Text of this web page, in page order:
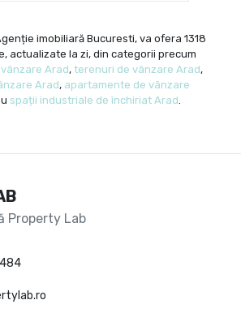
imobiliară Bucuresti, va ofera 1318
actualizate la zi, din categorii precum
Arad, terenuri de vânzare Arad,
Arad, apartamente de vânzare
spații industriale de închiriat Arad